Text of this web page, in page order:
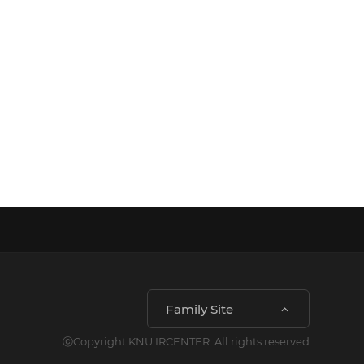
Family Site
ⓒCopyright KNU IRCENTER. All rights reserved